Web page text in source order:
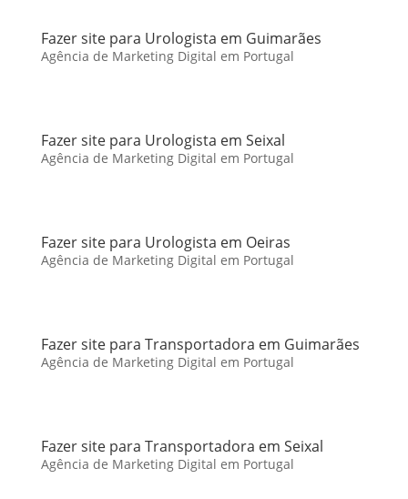
Fazer site para Urologista em Guimarães
Agência de Marketing Digital em Portugal
Fazer site para Urologista em Seixal
Agência de Marketing Digital em Portugal
Fazer site para Urologista em Oeiras
Agência de Marketing Digital em Portugal
Fazer site para Transportadora em Guimarães
Agência de Marketing Digital em Portugal
Fazer site para Transportadora em Seixal
Agência de Marketing Digital em Portugal